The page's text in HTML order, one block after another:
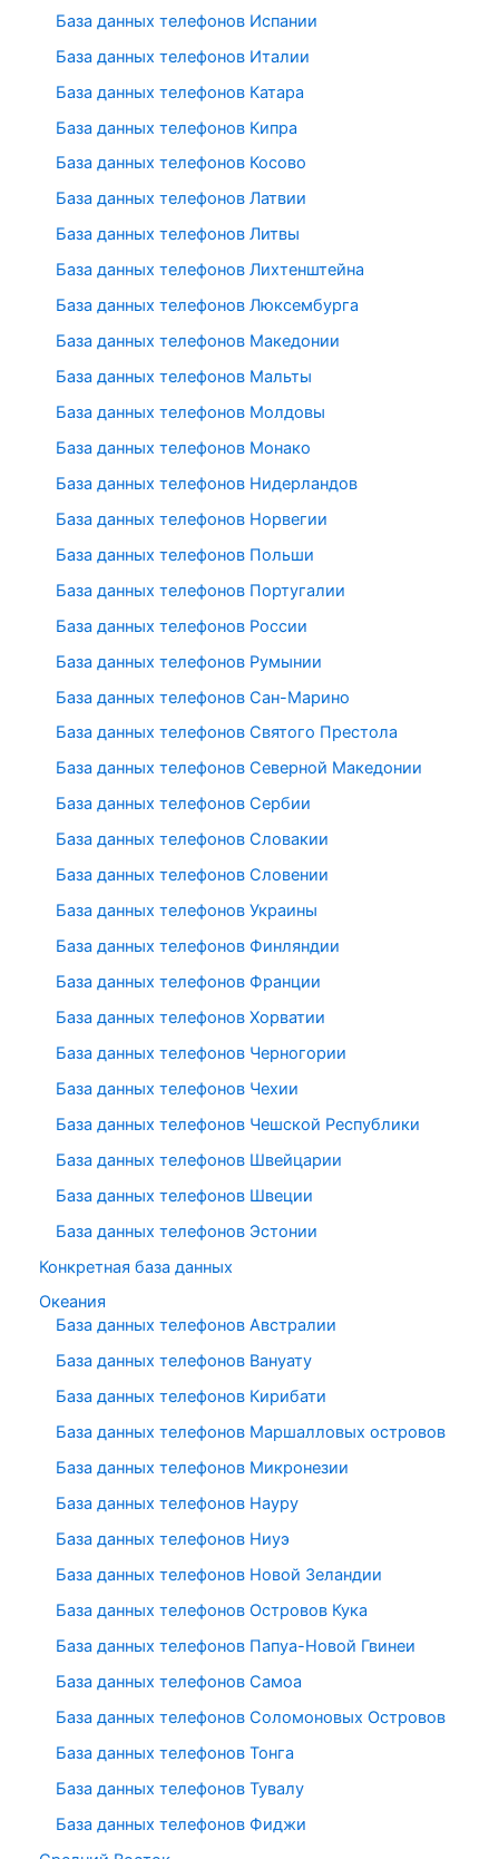
База данных телефонов Испании
База данных телефонов Италии
База данных телефонов Катара
База данных телефонов Кипра
База данных телефонов Косово
База данных телефонов Латвии
База данных телефонов Литвы
База данных телефонов Лихтенштейна
База данных телефонов Люксембурга
База данных телефонов Македонии
База данных телефонов Мальты
База данных телефонов Молдовы
База данных телефонов Монако
База данных телефонов Нидерландов
База данных телефонов Норвегии
База данных телефонов Польши
База данных телефонов Португалии
База данных телефонов России
База данных телефонов Румынии
База данных телефонов Сан-Марино
База данных телефонов Святого Престола
База данных телефонов Северной Македонии
База данных телефонов Сербии
База данных телефонов Словакии
База данных телефонов Словении
База данных телефонов Украины
База данных телефонов Финляндии
База данных телефонов Франции
База данных телефонов Хорватии
База данных телефонов Черногории
База данных телефонов Чехии
База данных телефонов Чешской Республики
База данных телефонов Швейцарии
База данных телефонов Швеции
База данных телефонов Эстонии
Конкретная база данных
Океания
База данных телефонов Австралии
База данных телефонов Вануату
База данных телефонов Кирибати
База данных телефонов Маршалловых островов
База данных телефонов Микронезии
База данных телефонов Науру
База данных телефонов Ниуэ
База данных телефонов Новой Зеландии
База данных телефонов Островов Кука
База данных телефонов Папуа-Новой Гвинеи
База данных телефонов Самоа
База данных телефонов Соломоновых Островов
База данных телефонов Тонга
База данных телефонов Тувалу
База данных телефонов Фиджи